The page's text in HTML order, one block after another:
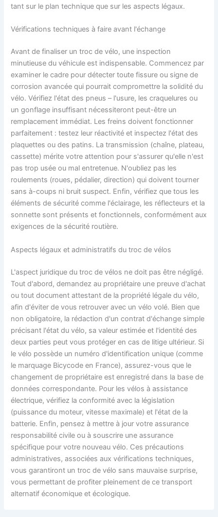
tant sur le plan technique que sur les aspects légaux.
Vérifications techniques à faire avant l'échange
Avant de finaliser un troc de vélo, une inspection
minutieuse du véhicule est indispensable. Commencez par
examiner le cadre pour détecter toute fissure ou signe de
corrosion avancée qui pourrait compromettre la solidité du
vélo. Vérifiez l'état des pneus – l'usure, les craquelures ou
un gonflage insuffisant nécessiteront peut-être un
remplacement immédiat. Les freins doivent fonctionner
parfaitement : testez leur réactivité et inspectez l'état des
plaquettes ou des patins. La transmission (chaîne, plateau,
cassette) mérite votre attention pour s'assurer qu'elle n'est
pas trop usée ou mal entretenue. N'oubliez pas les
roulements (roues, pédalier, direction) qui doivent tourner
sans à-coups ni bruit suspect. Enfin, vérifiez que tous les
éléments de sécurité comme l'éclairage, les réflecteurs et la
sonnette sont présents et fonctionnels, conformément aux
exigences de la sécurité routière.
Aspects légaux et administratifs du troc de vélos
L'aspect juridique du troc de vélos ne doit pas être négligé.
Tout d'abord, demandez au propriétaire une preuve d'achat
ou tout document attestant de la propriété légale du vélo,
afin d'éviter de vous retrouver avec un vélo volé. Bien que
non obligatoire, la rédaction d'un contrat d'échange simple
précisant l'état du vélo, sa valeur estimée et l'identité des
deux parties peut vous protéger en cas de litige ultérieur. Si
le vélo possède un numéro d'identification unique (comme
le marquage Bicycode en France), assurez-vous que le
changement de propriétaire est enregistré dans la base de
données correspondante. Pour les vélos à assistance
électrique, vérifiez la conformité avec la législation
(puissance du moteur, vitesse maximale) et l'état de la
batterie. Enfin, pensez à mettre à jour votre assurance
responsabilité civile ou à souscrire une assurance
spécifique pour votre nouveau vélo. Ces précautions
administratives, associées aux vérifications techniques,
vous garantiront un troc de vélo sans mauvaise surprise,
vous permettant de profiter pleinement de ce transport
alternatif économique et écologique.